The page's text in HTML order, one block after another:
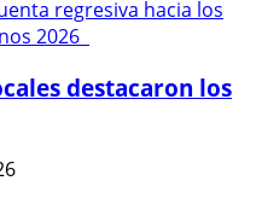
destacaron los